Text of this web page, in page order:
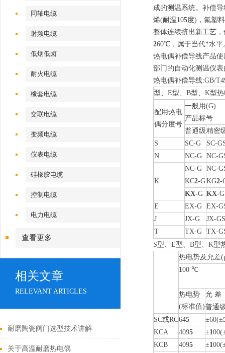
同轴电缆
射频电缆
低烟低卤
耐火电缆
橡套电缆
交联电缆
变频电缆
仪表电缆
硅橡胶电缆
控制电缆
电力电缆
查看更多
相关文章
RELEVANT ARTICLES
耐磨陶瓷阀门选型技术讲解
关于高温耐磨热电偶
成的测温系统。补偿
烯(耐温105度)，氟塑
整体连续挤出新工艺
260℃，属于当代*水平
热电偶补偿导线产品
部门的自动化测温仪
热电偶补偿导线:GB/
型、E型、B型、K型
配用热电
偶分度号
一般用(G)
产品标号
普通级精密
S
SC-G
SC-
N
NC-G NC-
K
NC-G NC-
KC2-GKG2-
KX-G KX-
E
EX-G EX-
J
JX-G
JX-GS
T
TX-G TX-
S型、E型、B型、K型
热电势及允差
100 ℃
热电势
(标准值)
允 差
普通
SC或RC645 ±60(±
KCA
4095 ±1
KCB
4095 ±1